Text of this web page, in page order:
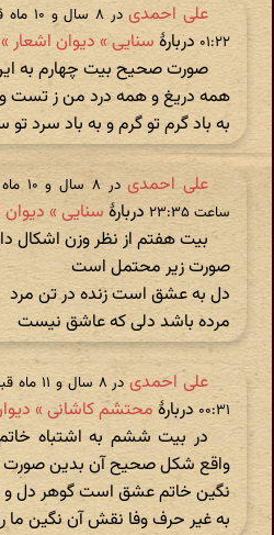
علی احمدی
۰۱:۲۲ دربارهٔسنایی » دیوان اشعار »
صورت صحیح بیت چهارم به
همه دریغ و همه درد من ز تست و
به باد گرم تو گرم و به باد سرد تو
علی احمدی
ساعت ۲۳:۳۵
دربارهٔ سنایی » دیوان
بیت هفتم از نظر وزن اشکال
صورت زیر محتمل است
دل به عشق است زنده در تن مرد
مرده باشد دلی که عاشق نیست
علی احمدی
۰۰:۳۱ دربارهٔ محتشم کاشانی »
در بیت ششم به اشتباه خاتم
واقع شکل صحیح آن بدین
نگین خاتم عشق است گوهر دل
به غیر حرف وفا نقش آن نگین ما